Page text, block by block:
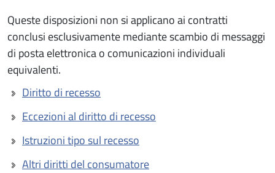
Queste disposizioni non si applicano ai contratti
conclusi esclusivamente mediante scambio di messaggi
di posta elettronica o comunicazioni individuali
equivalenti.
Diritto di recesso
Eccezioni al diritto di recesso
Istruzioni tipo sul recesso
Altri diritti del consumatore